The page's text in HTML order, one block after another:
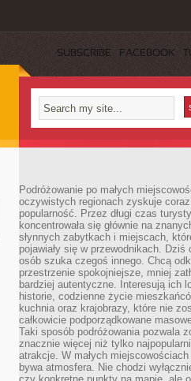
SUBSCRIBE FACEBOOK
Podróżowanie po małych
oczywistych regionach zyskuje
popularność. Przez długi czas
koncentrowała się głównie na
słynnych zabytkach i miejscach,
pojawiały się w przewodnikach. Dziś
osób szuka czegoś innego. Chcą
przestrzenie spokojniejsze, mniej
bardziej autentyczne. Interesują ich
historie, codzienne życie
kuchnia oraz krajobrazy, które nie
całkowicie podporządkowane
Taki sposób podróżowania pozwala
znacznie więcej niż tylko
atrakcje. W małych
bywa atmosfera. Nie chodzi